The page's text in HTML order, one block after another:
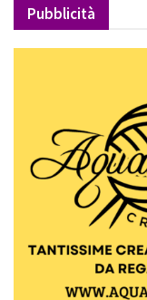
Pubblicità